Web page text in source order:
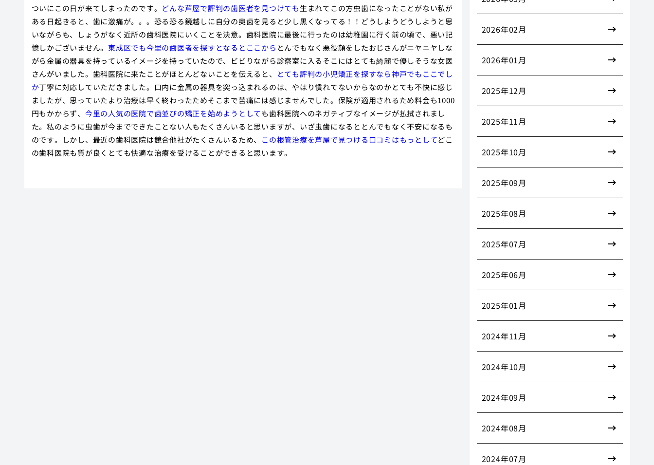
ついにこの日が来てしまったのです。 どんな芦屋で評判の歯医者を見つけても生まれてこの方虫歯になったことがない私が
ある日起きると、歯に激痛が。。。恐る恐る鏡越しに自分の奥歯を見ると少し黒くなってる！！どうしようどうしようと思
いながらも、しょうがなく近所の歯科医院にいくことを決意。歯科医院に最後に行ったのは幼稚園に行く前の頃で、悪い記
憶しかございません。 東成区でも今里の歯医者を探すとなるとここから とんでもなく悪役顔をしたおじさんがニヤニヤしな
がら金属の器具を持っているイメージを持っていたので、ビビりながら診察室に入るそこにはとても綺麗で優しそうな女医
さんがいました。歯科医院に来たことがほとんどないことを伝えると、
とても評判の小児矯正を探すなら神戸でもここでし
か丁寧に対応していただきました。口内に金属の器具を突っ込まれるのは、やはり慣れてないからなのかとても不快に感じ
ましたが、思っていたより治療は早く終わったためそこまで苦痛には感じませんでした。保険が適用されるため料金も1000
円もかからず、 今里の人気の医院で歯並びの矯正を始めようとしても歯科医院へのネガティブなイメージが払拭されまし
た。私のように虫歯が今までできたことない人もたくさんいると思いますが、いざ虫歯になるととんでもなく不安になるも
のです。しかし、最近の歯科医院は競合他社がたくさんいるため、 この根管治療を芦屋で見つける口コミはもっとしてどこ
の歯科医院も質が良くとても快適な治療を受けることができると思います。
2026年02月
2026年01月
2025年12月
2025年11月
2025年10月
2025年09月
2025年08月
2025年07月
2025年06月
2025年01月
2024年11月
2024年10月
2024年09月
2024年08月
2024年07月